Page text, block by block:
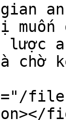
lược
chờ